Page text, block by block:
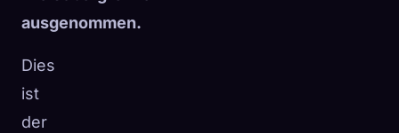
ausgenommen.
Dies
ist
der